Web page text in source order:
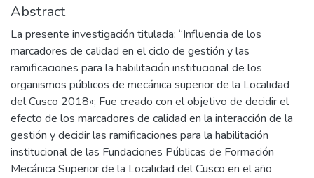
Abstract
La presente investigación titulada: “Influencia de los
marcadores de calidad en el ciclo de gestión y las
ramificaciones para la habilitación institucional de los
organismos públicos de mecánica superior de la Localidad
del Cusco 2018»; Fue creado con el objetivo de decidir el
efecto de los marcadores de calidad en la interacción de la
gestión y decidir las ramificaciones para la habilitación
institucional de las Fundaciones Públicas de Formación
Mecánica Superior de la Localidad del Cusco en el año